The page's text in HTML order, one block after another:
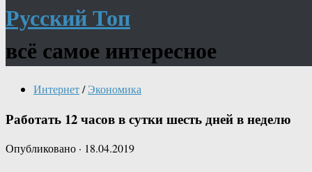
Русский Топ
всё самое интересное
Интернет/ Экономика
Работать 12 часов в сутки шесть дней в неделю
Опубликовано · 18.04.2019